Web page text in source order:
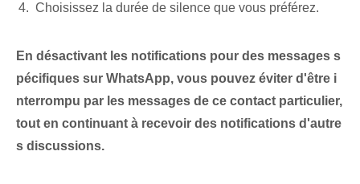
Choisissez la ⁢durée de silence‌ que vous préférez.
En désactivant les notifications pour des messages s
pécifiques sur WhatsApp, vous pouvez éviter d'être i
nterrompu par les messages de ce contact particulier,
tout en continuant à recevoir des notifications d'autre
s discussions.